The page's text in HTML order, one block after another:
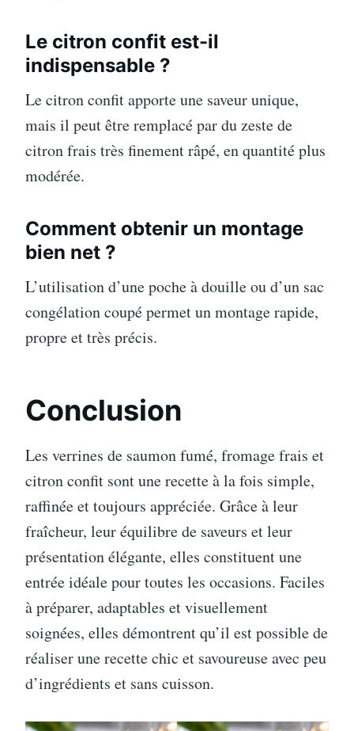
Le citron confit est-il
indispensable ?
Le citron confit apporte une saveur unique,
mais il peut être remplacé par du zeste de
citron frais très finement râpé, en quantité plus
modérée.
Comment obtenir un montage
bien net ?
L’utilisation d’une poche à douille ou d’un sac
congélation coupé permet un montage rapide,
propre et très précis.
Conclusion
Les verrines de saumon fumé, fromage frais et
citron confit sont une recette à la fois simple,
raffinée et toujours appréciée. Grâce à leur
fraîcheur, leur équilibre de saveurs et leur
présentation élégante, elles constituent une
entrée idéale pour toutes les occasions. Faciles
à préparer, adaptables et visuellement
soignées, elles démontrent qu’il est possible de
réaliser une recette chic et savoureuse avec peu
d’ingrédients et sans cuisson.